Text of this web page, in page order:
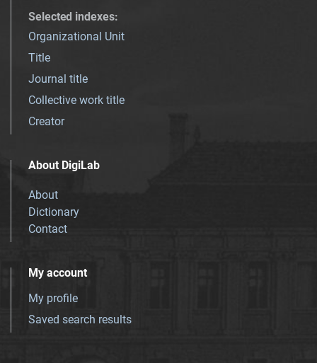
Selected indexes:
Organizational Unit
Title
Journal title
Collective work title
Creator
About DigiLab
About
Dictionary
Contact
My account
My profile
Saved search results